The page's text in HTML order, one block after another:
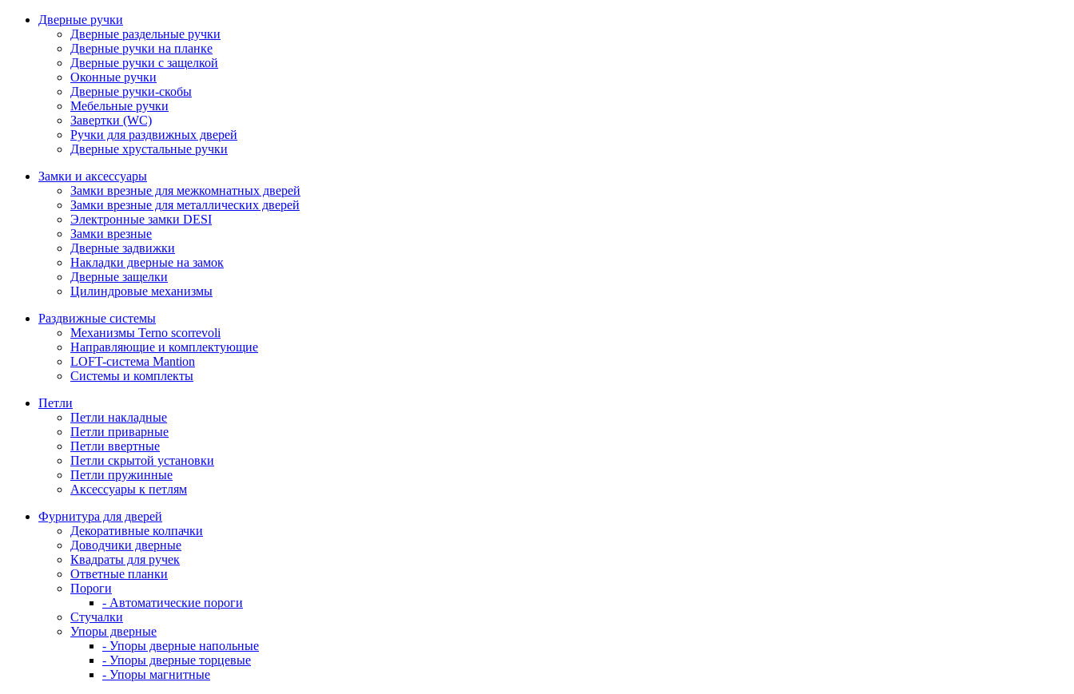
Дверные ручки
Дверные раздельные ручки
Дверные ручки на планке
Дверные ручки с защелкой
Оконные ручки
Дверные ручки-скобы
Мебельные ручки
Завертки (WC)
Ручки для раздвижных дверей
Дверные хрустальные ручки
Замки и аксессуары
Замки врезные для межкомнатных дверей
Замки врезные для металлических дверей
Электронные замки DESI
Замки врезные
Дверные задвижки
Накладки дверные на замок
Дверные защелки
Цилиндровые механизмы
Раздвижные системы
Механизмы Terno scorrevoli
Направляющие и комплектующие
LOFT-cистема Mantion
Системы и комплекты
Петли
Петли накладные
Петли приварные
Петли ввертные
Петли скрытой установки
Петли пружинные
Аксессуары к петлям
Фурнитура для дверей
Декоративные колпачки
Доводчики дверные
Квадраты для ручек
Ответные планки
Пороги
- Автоматические пороги
Стучалки
Упоры дверные
- Упоры дверные напольные
- Упоры дверные торцевые
- Упоры магнитные